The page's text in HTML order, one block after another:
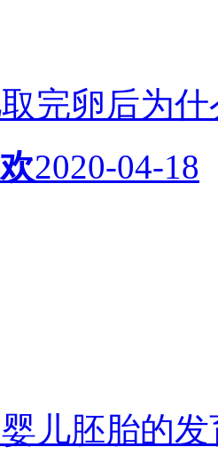
完卵后为
2020-04-18
儿胚胎的